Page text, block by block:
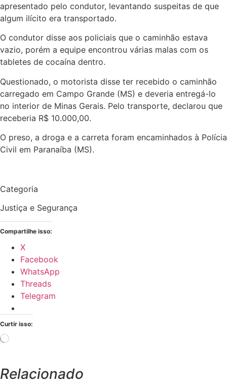
apresentado pelo condutor, levantando suspeitas de que
algum ilícito era transportado.
O condutor disse aos policiais que o caminhão estava
vazio, porém a equipe encontrou várias malas com os
tabletes de cocaína dentro.
Questionado, o motorista disse ter recebido o caminhão
carregado em Campo Grande (MS) e deveria entregá-lo
no interior de Minas Gerais. Pelo transporte, declarou que
receberia R$ 10.000,00.
O preso, a droga e a carreta foram encaminhados à Polícia
Civil em Paranaíba (MS).
Categoria
Justiça e Segurança
Compartilhe isso:
X
Facebook
WhatsApp
Threads
Telegram
Curtir isso:
Carregando...
Relacionado